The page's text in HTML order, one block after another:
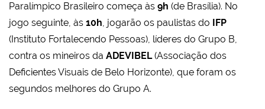
Paralímpico Brasileiro começa às 9h (de Brasília). No
jogo seguinte, às 10h, jogarão os paulistas do
IFP
(Instituto Fortalecendo Pessoas), líderes do Grupo B,
contra os mineiros da ADEVIBEL(Associação dos
Deficientes Visuais de Belo Horizonte), que foram os
segundos melhores do Grupo A.